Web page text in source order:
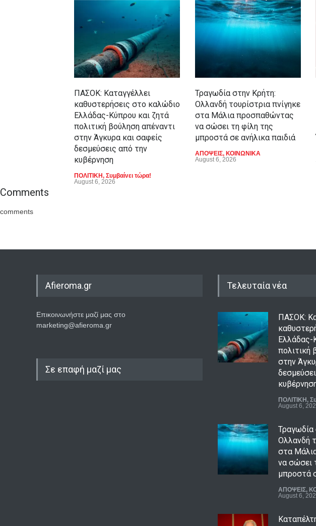
ΠΑΣΟΚ: Καταγγέλλει
καθυστερήσεις στο καλώδιο
Ελλάδας-Κύπρου και ζητά
πολιτική βούληση απέναντι
στην Άγκυρα και σαφείς
δεσμεύσεις από την
κυβέρνηση
ΠΟΛΙΤΙΚΗ, Συμβαίνει τώρα!
August 6, 2026
Τραγωδία στην Κρήτη:
Ολλανδή τουρίστρια πνίγηκε
στα Μάλια προσπαθώντας
να σώσει τη φίλη της
μπροστά σε ανήλικα παιδιά
ΑΠΟΨΕΙΣ, ΚΟΙΝΩΝΙΚΑ
August 6, 2026
Comments
comments
Afieroma.gr
Επικοινωνήστε μαζί μας στο
marketing@afieroma.gr
Σε επαφή μαζί μας
Τελευταία νέα
ΠΑΣΟΚ:
Ελλάδας-
πολιτική
στην
ΠΟΛΙΤΙΚΗ ,
August 6,
Τραγωδία
Ολλανδή
στα
να σώσει
μπροστά
ΑΠΟΨΕΙΣ,
August 6,